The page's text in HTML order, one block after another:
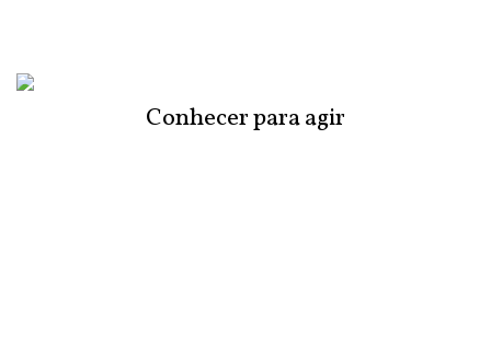
Conhecer para agir